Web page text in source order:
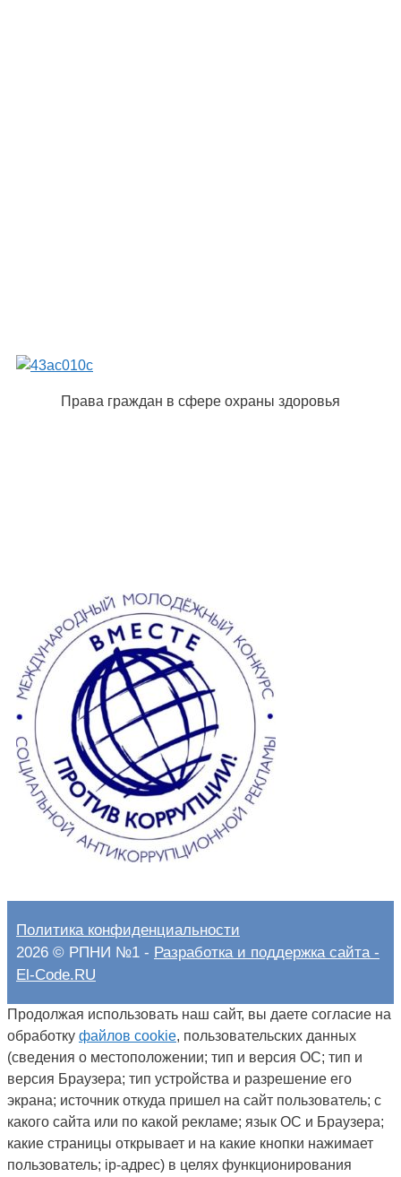
Права граждан в сфере охраны здоровья
Политика конфиденциальности
2026 © РПНИ №1 - Разработка и поддержка сайта -
El-Code.RU
Продолжая использовать наш сайт, вы даете согласие на
обработку файлов cookie, пользовательских данных
(сведения о местоположении; тип и версия ОС; тип и
версия Браузера; тип устройства и разрешение его
экрана; источник откуда пришел на сайт пользователь; с
какого сайта или по какой рекламе; язык ОС и Браузера;
какие страницы открывает и на какие кнопки нажимает
пользователь; ip-адрес) в целях функционирования